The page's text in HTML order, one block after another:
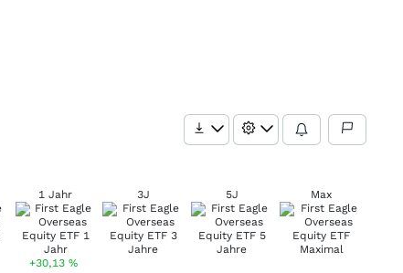
1 Jahr
+30,13%
3J 5J Max